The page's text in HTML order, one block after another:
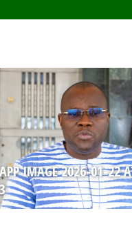
IMAGE 2026-01-22